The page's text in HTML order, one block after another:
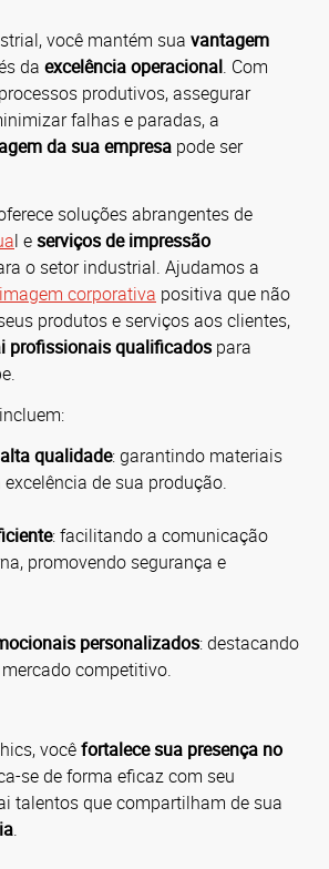
você mantém sua vantagem
da excelência operacional. Com
produtivos, assegurar
falhas e paradas, a
da sua empresa pode ser
soluções abrangentes de
l eserviços de impressão
o setor industrial. Ajudamos a
imagem corporativa positiva que não
produtos e serviços aos clientes,
profissionais qualificados para
qualidade: garantindo materiais
de sua produção.
: facilitando a comunicação
promovendo segurança e
personalizados: destacando
competitivo.
vocêfortalece sua presença no
se de forma eficaz com seu
talentos que compartilham de sua
.